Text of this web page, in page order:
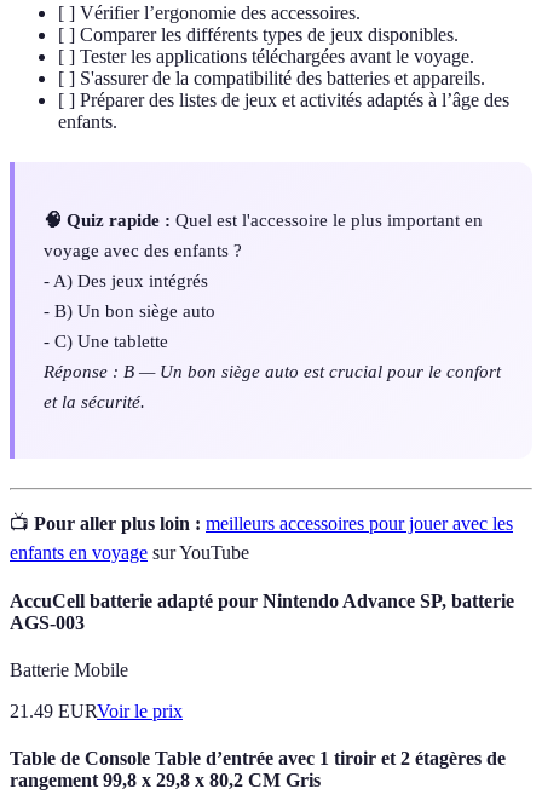
[ ] Vérifier l’ergonomie des accessoires.
[ ] Comparer les différents types de jeux disponibles.
[ ] Tester les applications téléchargées avant le voyage.
[ ] S'assurer de la compatibilité des batteries et appareils.
[ ] Préparer des listes de jeux et activités adaptés à l’âge des
enfants.
🧠 Quiz rapide : Quel est l'accessoire le plus important en
voyage avec des enfants ?
- A) Des jeux intégrés
- B) Un bon siège auto
- C) Une tablette
Réponse : B — Un bon siège auto est crucial pour le confort
et la sécurité.
📺 Pour aller plus loin : meilleurs accessoires pour jouer avec les
enfants en voyage sur YouTube
AccuCell batterie adapté pour Nintendo Advance SP, batterie
AGS-003
Batterie Mobile
21.49 EURVoir le prix
Table de Console Table d’entrée avec 1 tiroir et 2 étagères de
rangement 99,8 x 29,8 x 80,2 CM Gris